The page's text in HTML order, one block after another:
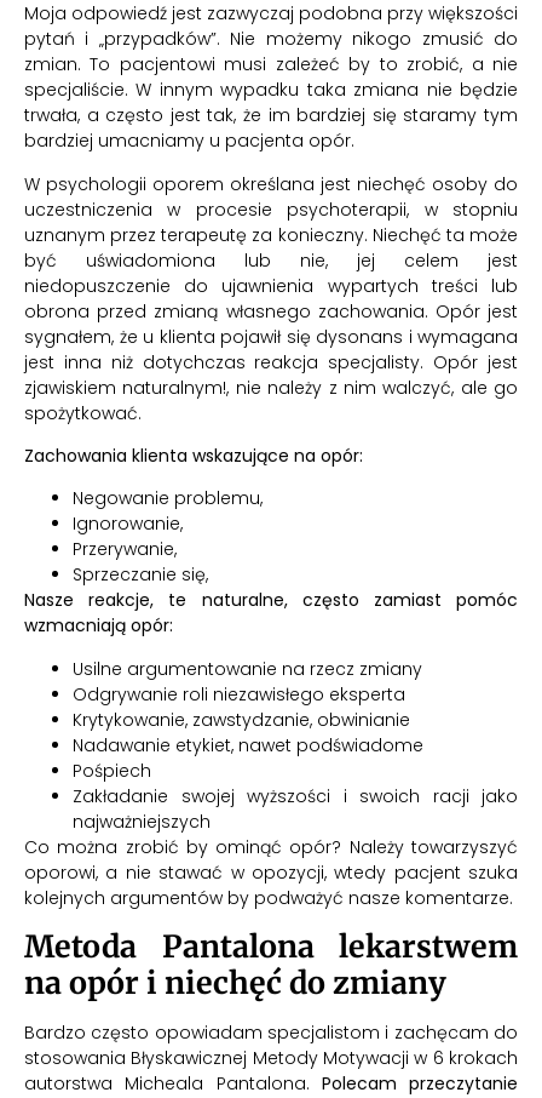
Moja odpowiedź jest zazwyczaj podobna przy większości
pytań i „przypadków”. Nie możemy nikogo zmusić do
zmian. To pacjentowi musi zależeć by to zrobić, a nie
specjaliście. W innym wypadku taka zmiana nie będzie
trwała, a często jest tak, że im bardziej się staramy tym
bardziej umacniamy u pacjenta opór.
W psychologii oporem określana jest niechęć osoby do
uczestniczenia w procesie psychoterapii, w stopniu
uznanym przez terapeutę za konieczny. Niechęć ta może
być uświadomiona lub nie, jej celem jest
niedopuszczenie do ujawnienia wypartych treści lub
obrona przed zmianą własnego zachowania. Opór jest
sygnałem, że u klienta pojawił się dysonans i wymagana
jest inna niż dotychczas reakcja specjalisty. Opór jest
zjawiskiem naturalnym!, nie należy z nim walczyć, ale go
spożytkować.
Zachowania klienta wskazujące na opór:
Negowanie problemu,
Ignorowanie,
Przerywanie,
Sprzeczanie się,
Nasze reakcje, te naturalne, często zamiast pomóc
wzmacniają opór:
Usilne argumentowanie na rzecz zmiany
Odgrywanie roli niezawisłego eksperta
Krytykowanie, zawstydzanie, obwinianie
Nadawanie etykiet, nawet podświadome
Pośpiech
Zakładanie swojej wyższości i swoich racji jako
najważniejszych
Co można zrobić by ominąć opór? Należy towarzyszyć
oporowi, a nie stawać w opozycji, wtedy pacjent szuka
kolejnych argumentów by podważyć nasze komentarze.
Metoda Pantalona lekarstwem
na opór i niechęć do zmiany
Bardzo często opowiadam specjalistom i zachęcam do
stosowania Błyskawicznej Metody Motywacji w 6 krokach
autorstwa Micheala Pantalona. Polecam przeczytanie